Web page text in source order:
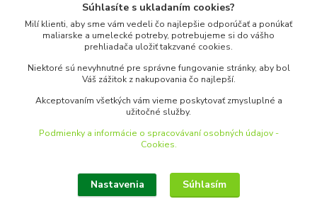
www.merkantil.sk
Pondelok-Piatok: 9.00-17.00hod.
objednavky@merkantil-obchod.sk
Upraviť zber cookies.
Súhlasíte s ukladaním cookies?
Milí klienti, aby sme vám vedeli čo najlepšie odporúčať a ponúkať
maliarske a umelecké potreby, potrebujeme si do vášho
prehliadača uložiť takzvané cookies.
Niektoré sú nevyhnutné pre správne fungovanie stránky, aby bol
Váš zážitok z nakupovania čo najlepší.
Akceptovaním všetkých vám vieme poskytovať zmysluplné a
užitočné služby.
Podmienky a informácie o spracovávaní osobných údajov -
Cookies.
Nastavenia Súhlasím